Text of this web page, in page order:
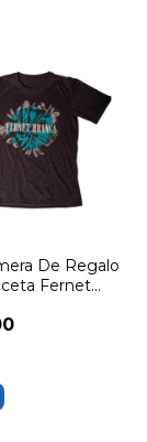
De Regalo
Fernet